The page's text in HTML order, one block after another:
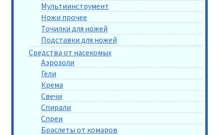
Мультиинструмент
Ножи прочее
Точилки для ножей
Подставки для ножей
Средства от насекомых
Аэрозоли
Гели
Крема
Свечи
Спирали
Спреи
Браслеты от комаров